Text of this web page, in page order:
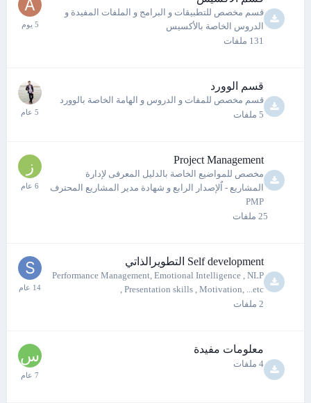
قسم مخصص للتطبيقات و البرامج و الملفات المفيدة و
الدروس الخاصة بالأكسيس
131 ملفات
قسم الوورد
قسم مخصص للمفات و الدروس و الهامة الخاصة بالوورد
5 ملفات
Project Management
مخصص للمواضيع الخاصة بالدليل المعرفى لإدارة
المشاريع - اٌلإصدار الرابع و شهادة مدير المشاريع المحترف
PMP
25 ملفات
Self development التطويرالذاتي
Performance Management, Emotional Intelligence , NLP
, Presentation skills , Motivation, ...etc
2 ملفات
معلومات مفيدة
4 ملفات